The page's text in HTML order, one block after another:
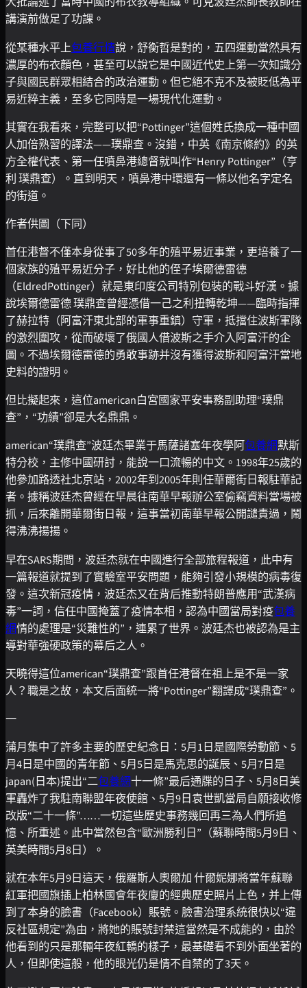
講演前做足了功課。
從某種水平上包養行情說，舒衡哲是對的，五四運動當然具有
濃厚的布衣顏色，甚至可以說它是中國近代史上第一次知識分
子與國民群眾相結合的政治運動。但它絕不克不及被貶低為平
易近粹主義，至多它同時是一場現代化運動。
其實在我看來，完整可以把“Pottinger”這個姓氏換成一種中國
人加倍熟習的譯法——璞鼎查。沒錯，中英《南京條約》的英
方全權代表、第一任噴鼻港總督就叫作“Henry Pottinger”（亨
利 璞鼎查）。直到明天，噴鼻港中環還有一條以他名字定名
的街道。
作者供圖（下同）
首任港督不僅本身從事了50多年的殖平易近事業，更培養了一
個家族的殖平易近分子，好比他的侄子埃爾德雷德
（EldredPottinger）就是東印度公司特別包裝的戰斗好漢。據
說埃爾德雷德 璞鼎查曾經憑借一己之利扭轉乾坤——臨時指揮
了赫拉特（阿富汗東北部的軍事重鎮）守軍，抵擋住波斯軍隊
的激烈圍攻，從而破壞了俄國人借波斯之手介入阿富汗的企
圖。不過埃爾德雷德的勇敢事跡并沒有獲得波斯和阿富汗當地
史料的證明。
但比擬起來，這位american白宮國家平安事務副助理“璞鼎
查”，“功績”卻是大名鼎鼎。
american“璞鼎查”波廷杰畢業于馬薩諸塞年夜學阿包養網默斯
特分校，主修中國研討，能說一口流暢的中文。1998年25歲的
他參加路透社北京站，2002年到2005年則任華爾街日報駐華記
者。據稱波廷杰曾經在早晨往南華早報辦公室偷竊資料當場被
抓，后來離開華爾街日報，這事當初南華早報公開譴責過，鬧
得沸沸揚揚。
早在SARS期間，波廷杰就在中國進行全部旅程報道，此中有
一篇報道就提到了實驗室平安問題，能夠引發小規模的病毒復
發。這次新冠疫情，波廷杰又在背后推動特朗普應用“武漢病
毒”一詞，信任中國掩蓋了疫情本相，認為中國當局對疫包養
網情的處理是“災難性的”，連累了世界。波廷杰也被認為是主
導對華強硬政策的幕后之人。
天曉得這位american“璞鼎查”跟首任港督在祖上是不是一家
人？職是之故，本文后面統一將“Pottinger”翻譯成“璞鼎查”。
一
蒲月集中了許多主要的歷史紀念日：5月1日是國際勞動節、5
月4日是中國的青年節、5月5日是馬克思的誕辰、5月7日是
japan(日本)提出“二包養網十一條”最后通牒的日子、5月8日美
軍轟炸了我駐南聯盟年夜使館、5月9日袁世凱當局自願接收修
改版“二十一條”……一切這些歷史事務幾回再三為人們所追
憶、所重述。此中當然包含“歐洲勝利日”（蘇聯時間5月9日、
英美時間5月8日）。
就在本年5月9日這天，俄羅斯人奧爾加 什爾妮娜將當年蘇聯
紅軍把國旗插上柏林國會年夜廈的經典歷史照片上色，并上傳
到了本身的臉書（Facebook）賬號。臉書治理系統很快以“違
反社區規定”為由，將她的賬號封禁這當然是不成能的，由於
他看到的只是那輛年夜紅轎的樣子，最基礎看不到外面坐著的
人，但即使這般，他的眼光仍是情不自禁的了3天。